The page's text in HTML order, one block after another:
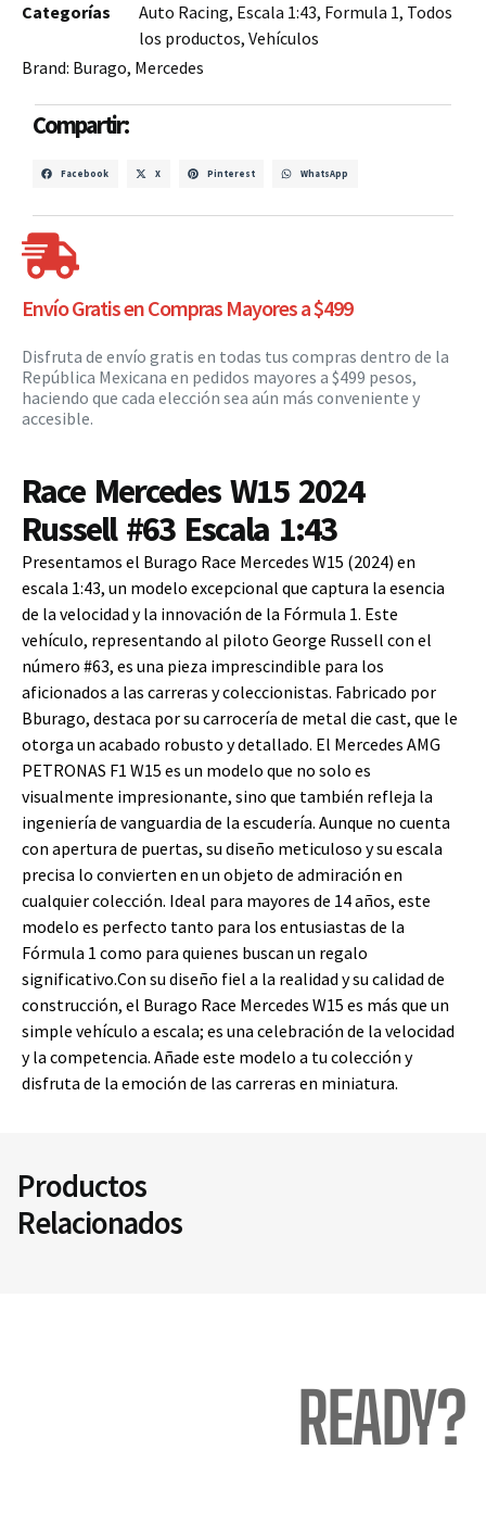
Categorías
Auto Racing, Escala 1:43, Formula 1, Todos
los productos, Vehículos
Brand: Burago, Mercedes
Compartir:
Facebook X Pinterest WhatsApp
Envío Gratis en Compras Mayores a $499
Disfruta de envío gratis en todas tus compras dentro de la
República Mexicana en pedidos mayores a $499 pesos,
haciendo que cada elección sea aún más conveniente y
accesible.
Race Mercedes W15 2024
Russell #63 Escala 1:43
Presentamos el Burago Race Mercedes W15 (2024) en
escala 1:43, un modelo excepcional que captura la esencia
de la velocidad y la innovación de la Fórmula 1. Este
vehículo, representando al piloto George Russell con el
número #63, es una pieza imprescindible para los
aficionados a las carreras y coleccionistas. Fabricado por
Bburago, destaca por su carrocería de metal die cast, que le
otorga un acabado robusto y detallado. El Mercedes AMG
PETRONAS F1 W15 es un modelo que no solo es
visualmente impresionante, sino que también refleja la
ingeniería de vanguardia de la escudería. Aunque no cuenta
con apertura de puertas, su diseño meticuloso y su escala
precisa lo convierten en un objeto de admiración en
cualquier colección. Ideal para mayores de 14 años, este
modelo es perfecto tanto para los entusiastas de la
Fórmula 1 como para quienes buscan un regalo
significativo.Con su diseño fiel a la realidad y su calidad de
construcción, el Burago Race Mercedes W15 es más que un
simple vehículo a escala; es una celebración de la velocidad
y la competencia. Añade este modelo a tu colección y
disfruta de la emoción de las carreras en miniatura.
Productos
Relacionados
READY?